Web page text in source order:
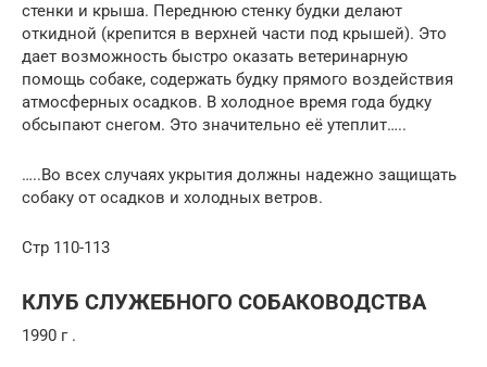
стенки и крыша. Переднюю стенку будки делают
откидной (крепится в верхней части под крышей). Это
дает возможность быстро оказать ветеринарную
помощь собаке, содержать будку прямого воздействия
атмосферных осадков. В холодное время года будку
обсыпают снегом. Это значительно её утеплит…..
…..Во всех случаях укрытия должны надежно защищать
собаку от осадков и холодных ветров.
Стр 110-113
КЛУБ СЛУЖЕБНОГО СОБАКОВОДСТВА
1990 г .